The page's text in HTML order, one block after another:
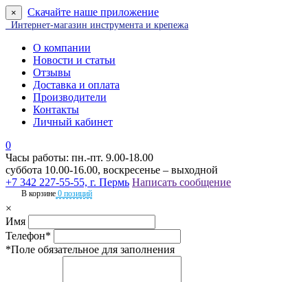
× Скачайте наше приложение
Интернет-магазин инструмента и крепежа
О компании
Новости и статьи
Отзывы
Доставка и оплата
Производители
Контакты
Личный кабинет
0
Часы работы: пн.-пт. 9.00-18.00
суббота 10.00-16.00, воскресенье – выходной
+7 342 227-55-55, г. Пермь Написать сообщение
В корзине 0 позиций
×
Имя
Телефон*
*Поле обязательное для заполнения